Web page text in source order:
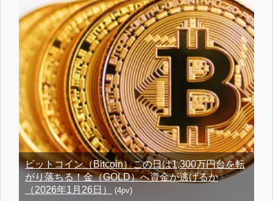
ビットコイン（Bitcoin）この日は1,300万円台を転
がり落ちる！金（GOLD）へ資金が逃げるか
（2026年1月26日）
(4pv)